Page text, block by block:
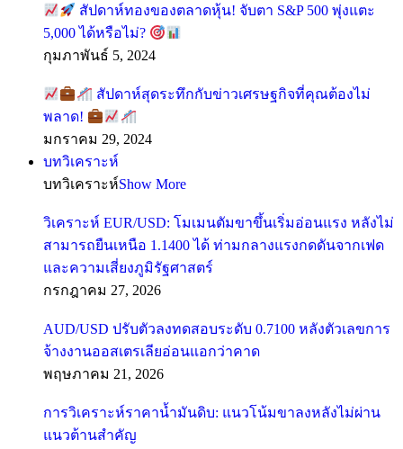
สัปดาห์ทองของตลาดหุ้น! จับตา S&P 500 พุ่งแตะ
5,000 ได้หรือไม่?
กุมภาพันธ์ 5, 2024
สัปดาห์สุดระทึกกับข่าวเศรษฐกิจที่คุณต้องไม่
พลาด!
มกราคม 29, 2024
บทวิเคราะห์
บทวิเคราะห์Show More
วิเคราะห์ EUR/USD: โมเมนตัมขาขึ้นเริ่มอ่อนแรง หลังไม่
สามารถยืนเหนือ 1.1400 ได้ ท่ามกลางแรงกดดันจากเฟด
และความเสี่ยงภูมิรัฐศาสตร์
กรกฎาคม 27, 2026
AUD/USD ปรับตัวลงทดสอบระดับ 0.7100 หลังตัวเลขการ
จ้างงานออสเตรเลียอ่อนแอกว่าคาด
พฤษภาคม 21, 2026
การวิเคราะห์ราคาน้ำมันดิบ: แนวโน้มขาลงหลังไม่ผ่าน
แนวต้านสำคัญ